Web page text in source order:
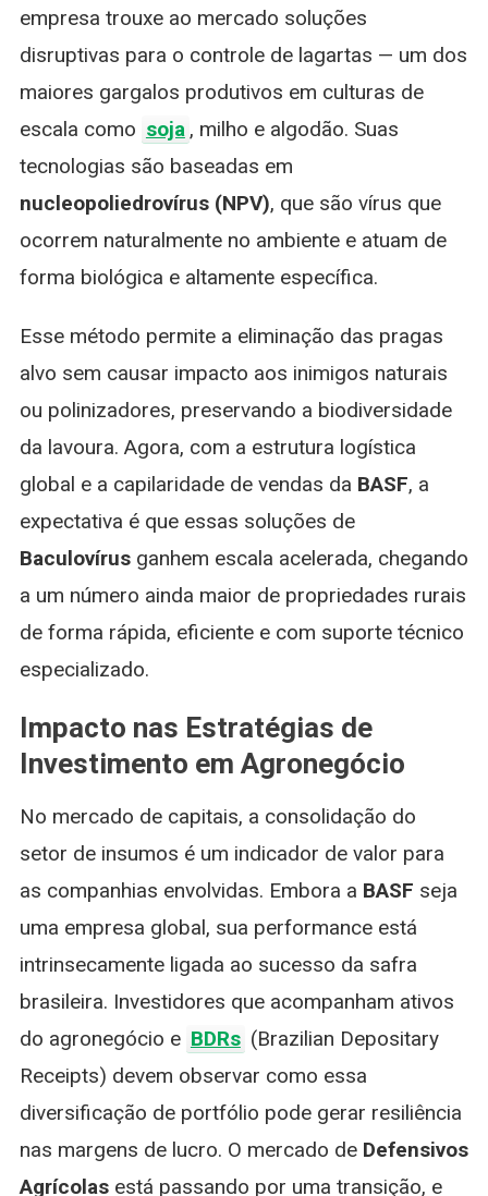
empresa trouxe ao mercado soluções
disruptivas para o controle de lagartas — um dos
maiores gargalos produtivos em culturas de
escala como soja , milho e algodão. Suas
tecnologias são baseadas em
nucleopoliedrovírus (NPV), que são vírus que
ocorrem naturalmente no ambiente e atuam de
forma biológica e altamente específica.
Esse método permite a eliminação das pragas
alvo sem causar impacto aos inimigos naturais
ou polinizadores, preservando a biodiversidade
da lavoura. Agora, com a estrutura logística
global e a capilaridade de vendas da BASF, a
expectativa é que essas soluções de
Baculovírusganhem escala acelerada, chegando
a um número ainda maior de propriedades rurais
de forma rápida, eficiente e com suporte técnico
especializado.
Impacto nas Estratégias de
Investimento em Agronegócio
No mercado de capitais, a consolidação do
setor de insumos é um indicador de valor para
as companhias envolvidas. Embora a BASF seja
uma empresa global, sua performance está
intrinsecamente ligada ao sucesso da safra
brasileira. Investidores que acompanham ativos
do agronegócio e BDRs (Brazilian Depositary
Receipts) devem observar como essa
diversificação de portfólio pode gerar resiliência
nas margens de lucro. O mercado de Defensivos
Agrícolasestá passando por uma transição, e